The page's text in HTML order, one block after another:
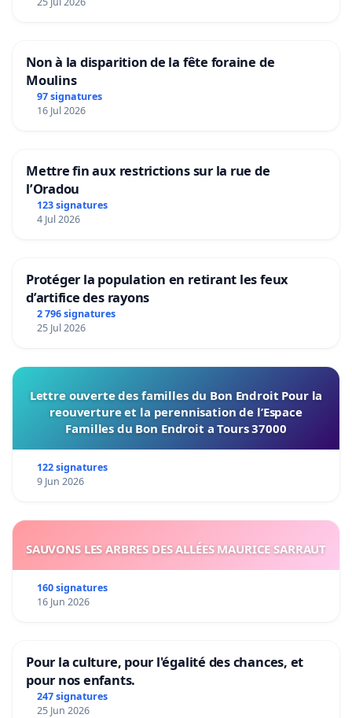
Non à la disparition de la fête foraine de
Moulins
97 signatures
16 Jul 2026
Mettre fin aux restrictions sur la rue de
l’Oradou
123 signatures
4 Jul 2026
Protéger la population en retirant les feux
d’artifice des rayons
2 796 signatures
25 Jul 2026
Lettre ouverte des familles du Bon Endroit Pour la
reouverture et la perennisation de l’Espace
Familles du Bon Endroit a Tours 37000
122 signatures
9 Jun 2026
SAUVONS LES ARBRES DES ALLÉES MAURICE SARRAUT
160 signatures
16 Jun 2026
Pour la culture, pour l'égalité des chances, et
pour nos enfants.
247 signatures
25 Jun 2026